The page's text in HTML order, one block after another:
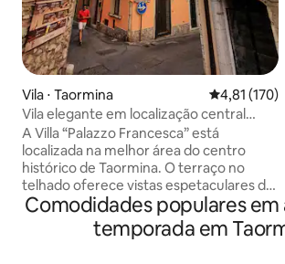
Vila ⋅ Taormina 4,81 de
4,81 (170)
Vila elegante em localização central
privilegiada Taormina
A Villa “Palazzo Francesca” está
localizada na melhor área do centro
histórico de Taormina. O terraço no
telhado oferece vistas espetaculares do
Monte. O Etna e o centro. Corso
Umberto, todos os pontos turísticos e os
melhores restaurantes estão nas
Comodidades populares
temporada em